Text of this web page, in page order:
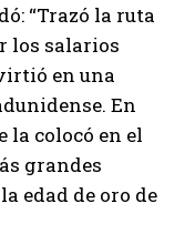
“Trazó la ruta
los salarios
en una
En
la colocó en el
grandes
edad de oro de